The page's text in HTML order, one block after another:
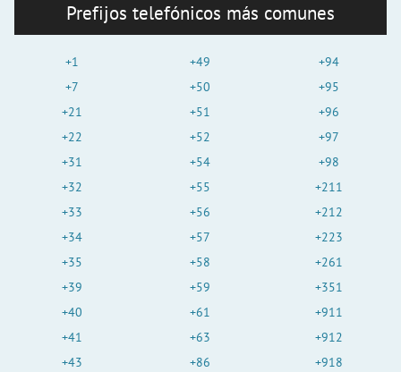
Prefijos telefónicos más comunes
+1
+7
+21
+22
+31
+32
+33
+34
+35
+39
+40
+41
+43
+49
+50
+51
+52
+54
+55
+56
+57
+58
+59
+61
+63
+86
+94
+95
+96
+97
+98
+211
+212
+223
+261
+351
+911
+912
+918